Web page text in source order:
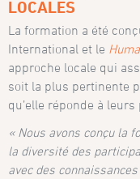
LOCALES
La formation a été
International et le
approche locale qui
soit la plus pertinente
qu’elle réponde à
« Nous avons conçu la
la diversité des
avec des